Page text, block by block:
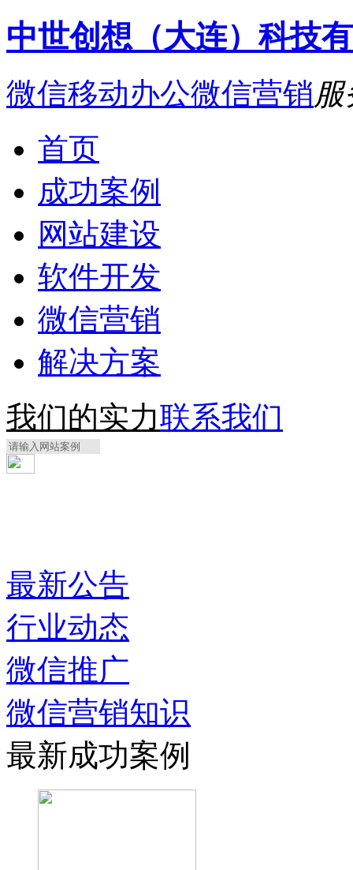
中世创想（大连）科技
微信移动办公微信营销服
首页
成功案例
网站建设
软件开发
微信营销
解决方案
我们的实力联系我们
最新公告
行业动态
微信推广
微信营销知识
最新成功案例